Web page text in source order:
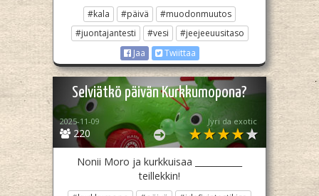
#kala #päivä
#muodonmuutos
#juontajantesti
#vesi
#jeejeeuusitaso
Jaa
Twiittaa
Selviätkö päivän Kurkkumopona?
220
2025-11-09 Jyri da exotic
Nonii Moro ja kurkkuisaa ___________
teillekkin!